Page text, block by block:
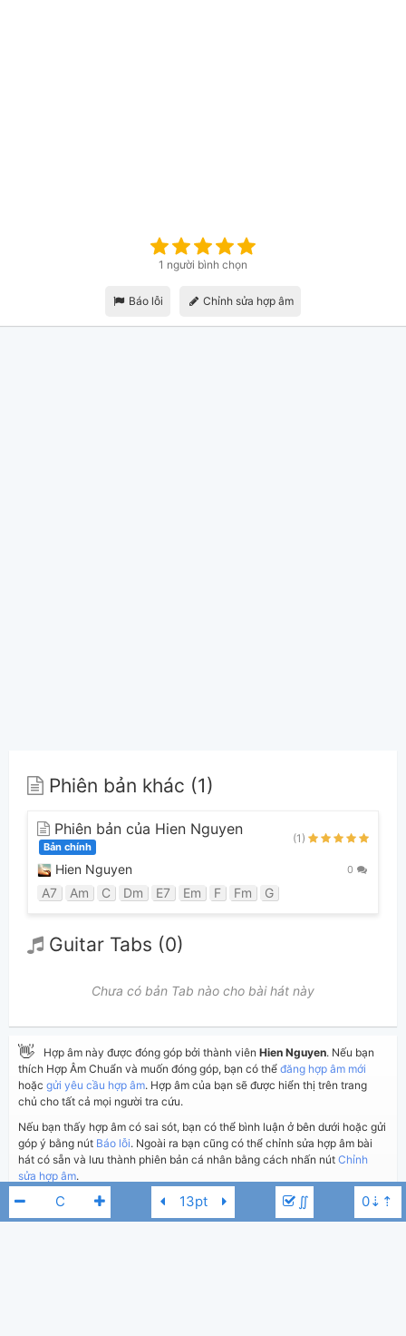
∬
1 người bình chọn
Báo lỗi Chỉnh sửa hợp âm
Phiên bản khác (1)
Phiên bản của Hien Nguyen
Bản chính
(1)
Hien Nguyen 0
A7 Am C Dm E7 Em F Fm G
Guitar Tabs (0)
Chưa có bản Tab nào cho bài hát này
👋 Hợp âm này được đóng góp bởi thành viên Hien Nguyen. Nếu bạn
thích Hợp Âm Chuẩn và muốn đóng góp, bạn có thể đăng hợp âm mới
hoặc gửi yêu cầu hợp âm. Hợp âm của bạn sẽ được hiển thị trên trang
chủ cho tất cả mọi người tra cứu.
Nếu bạn thấy hợp âm có sai sót, bạn có thể bình luận ở bên dưới hoặc gửi
góp ý bằng nút Báo lỗi. Ngoài ra bạn cũng có thể chỉnh sửa hợp âm bài
hát có sẵn và lưu thành phiên bản cá nhân bằng cách nhấn nút Chỉnh
sửa hợp âm.